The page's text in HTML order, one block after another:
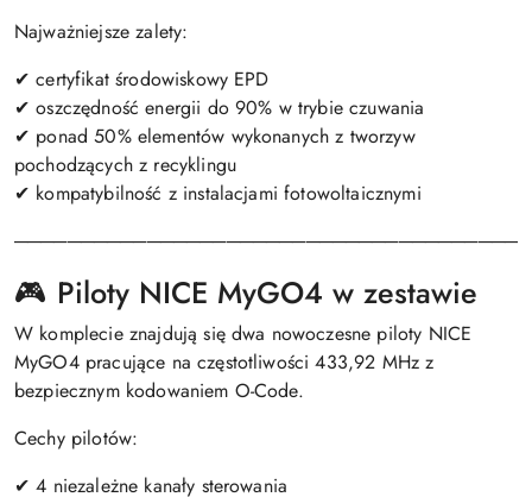
Najważniejsze zalety:
✔ certyfikat środowiskowy EPD
✔ oszczędność energii do 90% w trybie czuwania
✔ ponad 50% elementów wykonanych z tworzyw
pochodzących z recyklingu
✔ kompatybilność z instalacjami fotowoltaicznymi
🎮 Piloty NICE MyGO4 w zestawie
W komplecie znajdują się dwa nowoczesne piloty NICE
MyGO4 pracujące na częstotliwości 433,92 MHz z
bezpiecznym kodowaniem O-Code.
Cechy pilotów:
✔ 4 niezależne kanały sterowania